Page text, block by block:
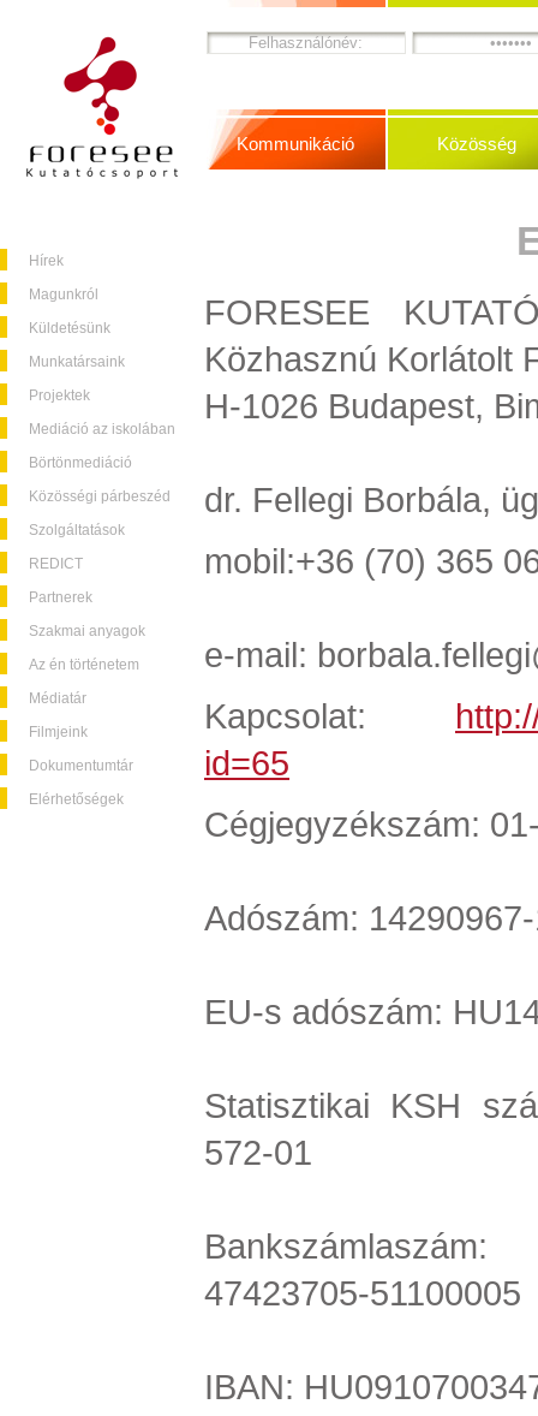
Hírek
Magunkról
Küldetésünk
Munkatársaink
Projektek
Mediáció az iskolában
Börtönmediáció
Közösségi párbeszéd
Szolgáltatások
REDICT
Partnerek
Szakmai anyagok
Az én történetem
Médiatár
Filmjeink
Dokumentumtár
Elérhetőségek
Kommunikáció Közösség
FORESEE
Közhasznú Korlátolt
H-1026 Budapest,
dr. Fellegi Borbála,
mobil:+36 (70)
e-mail:
Kapcsolat:
id=65
Cégjegyzékszám:
Adószám:
EU-s adószám:
Statisztikai KSH
572-01
47423705-51100005
IBAN: